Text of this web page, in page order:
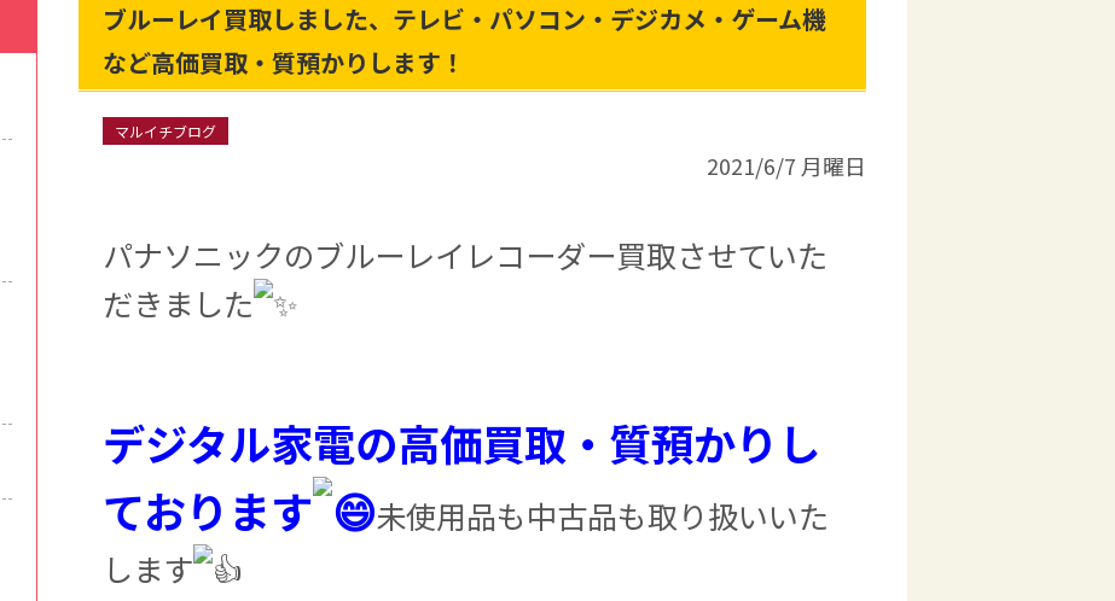
ブルーレイ買取しました、テレビ・パソコン・デジカメ・ゲーム機
など高価買取・質預かりします！
マルイチブログ
2021/6/7 月曜日
パナソニックのブルーレイレコーダー買取させていた
だきました
デジタル家電の高価買取・質預かりし
ております
未使用品も中古品も取り扱いいた
します